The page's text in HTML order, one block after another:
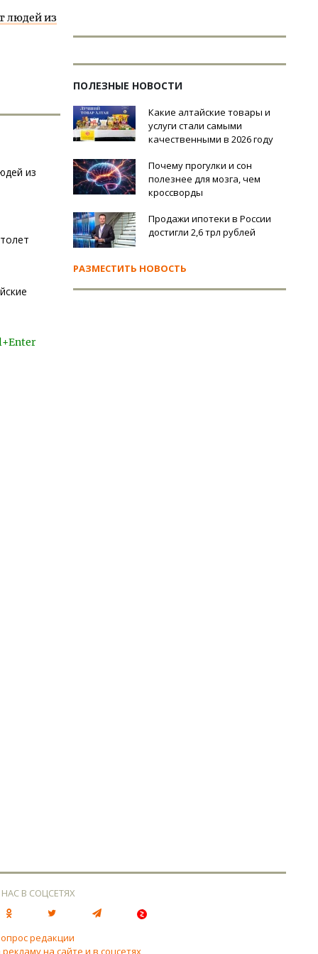
людей из
из
ПОЛЕЗНЫЕ НОВОСТИ
Какие алтайские товары и
услуги стали самыми
качественными в 2026 году
Почему прогулки и сон
полезнее для мозга, чем
кроссворды
Продажи ипотеки в России
достигли 2,6 трл рублей
РАЗМЕСТИТЬ НОВОСТЬ
В СОЦСЕТЯХ
редакции
на сайте и в соцсетях